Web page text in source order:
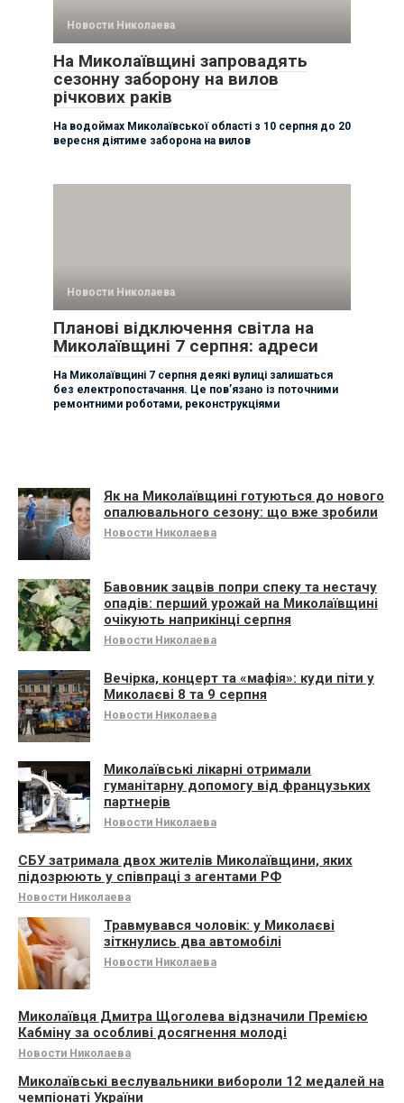
Новости Николаева
На Миколаївщині запровадять
сезонну заборону на вилов
річкових раків
На водоймах Миколаївської області з 10 серпня до 20
вересня діятиме заборона на вилов
Новости Николаева
Планові відключення світла на
Миколаївщині 7 серпня: адреси
На Миколаївщині 7 серпня деякі вулиці залишаться
без електропостачання. Це пов’язано із поточними
ремонтними роботами, реконструкціями
Як на Миколаївщині готуються до нового
опалювального сезону: що вже зробили
Новости Николаева
Бавовник зацвів попри спеку та нестачу
опадів: перший урожай на Миколаївщині
очікують наприкінці серпня
Новости Николаева
Вечірка, концерт та «мафія»: куди піти у
Миколаєві 8 та 9 серпня
Новости Николаева
Миколаївські лікарні отримали
гуманітарну допомогу від французьких
партнерів
Новости Николаева
СБУ затримала двох жителів Миколаївщини, яких
підозрюють у співпраці з агентами РФ
Новости Николаева
Травмувався чоловік: у Миколаєві
зіткнулись два автомобілі
Новости Николаева
Миколаївця Дмитра Щоголева відзначили Премією
Кабміну за особливі досягнення молоді
Новости Николаева
Миколаївські веслувальники вибороли 12 медалей на
чемпіонаті України